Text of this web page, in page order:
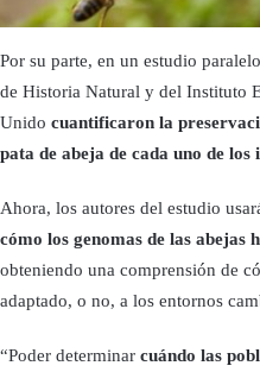
Por su parte, en un estudio
de Historia Natural y del Instituto
Unido cuantificaron la
pata de abeja de cada uno de los
Ahora, los autores del estudio
cómo los genomas de las abejas
obteniendo una comprensión de
adaptado, o no, a los entornos
“Poder determinar cuándo las